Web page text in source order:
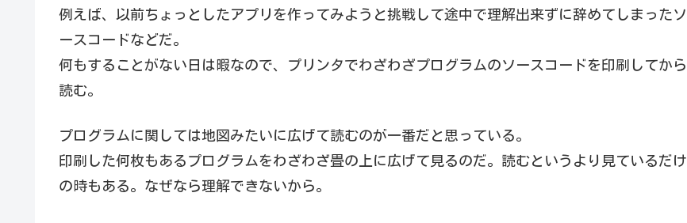
例えば、以前ちょっとしたアプリを作ってみようと挑戦して途中で理解出来ずに辞めてしまったソ
ースコードなどだ。
何もすることがない日は暇なので、プリンタでわざわざプログラムのソースコードを印刷してから
読む。
プログラムに関しては地図みたいに広げて読むのが一番だと思っている。
印刷した何枚もあるプログラムをわざわざ畳の上に広げて見るのだ。読むというより見ているだけ
の時もある。なぜなら理解できないから。